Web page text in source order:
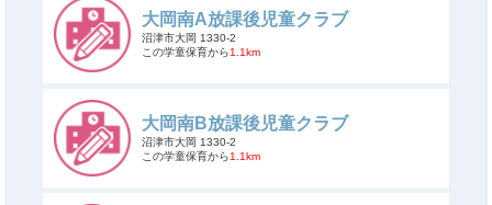
大岡南A放課後児童クラブ
沼津市大岡 1330-2
この学童保育から1.1km
大岡南B放課後児童クラブ
沼津市大岡 1330-2
この学童保育から1.1km